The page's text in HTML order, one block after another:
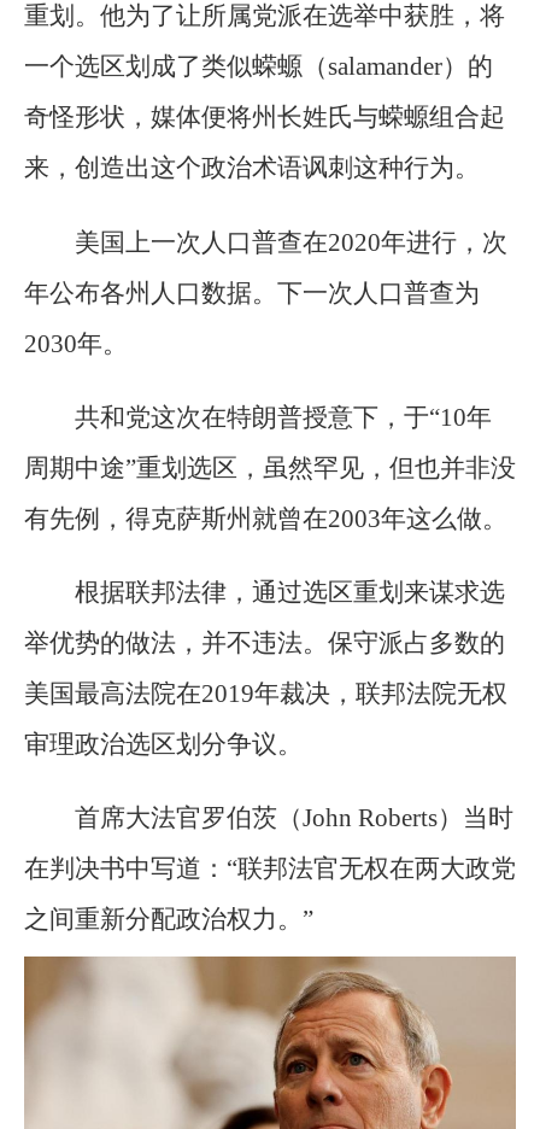
重划。他为了让所属党派在选举中获胜，将
一个选区划成了类似蝾螈（salamander）的
奇怪形状，媒体便将州长姓氏与蝾螈组合起
来，创造出这个政治术语讽刺这种行为。
美国上一次人口普查在2020年进行，次
年公布各州人口数据。下一次人口普查为
2030年。
共和党这次在特朗普授意下，于“10年
周期中途”重划选区，虽然罕见，但也并非没
有先例，得克萨斯州就曾在2003年这么做。
根据联邦法律，通过选区重划来谋求选
举优势的做法，并不违法。保守派占多数的
美国最高法院在2019年裁决，联邦法院无权
审理政治选区划分争议。
首席大法官罗伯茨（John Roberts）当时
在判决书中写道：“联邦法官无权在两大政党
之间重新分配政治权力。”